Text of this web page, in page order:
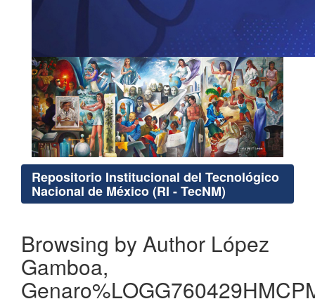
Repositorio Institucional del Tecnológico
Nacional de México (RI - TecNM)
Browsing by Author López
Gamboa,